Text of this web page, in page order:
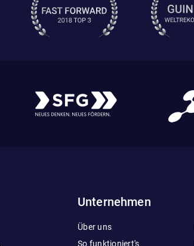
Unternehmen
Über uns
So funktioniert's